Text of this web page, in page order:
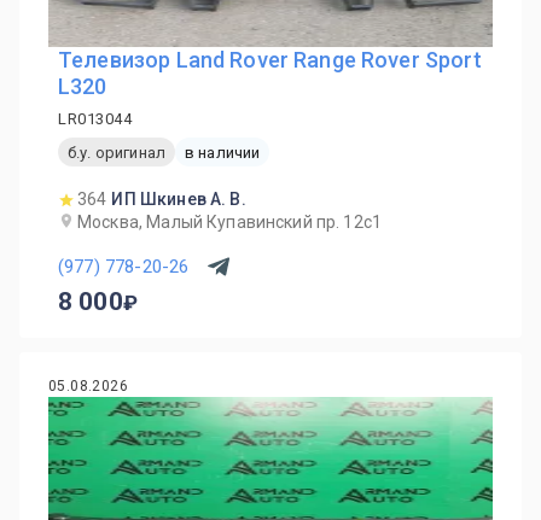
Телевизор Land Rover Range Rover Sport
L320
LR013044
б.у. оригинал
в наличии
364 ИП Шкинев А. В.
Москва, Малый Купавинский пр. 12с1
(977) 778-20-26
8 000
05.08.2026